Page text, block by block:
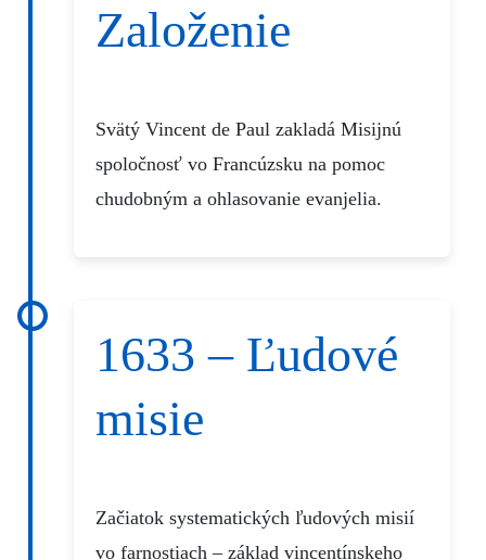
Založenie
Svätý Vincent de Paul zakladá Misijnú
spoločnosť vo Francúzsku na pomoc
chudobným a ohlasovanie evanjelia.
1633 – Ľudové
misie
Začiatok systematických ľudových misií
vo farnostiach – základ vincentínskeho